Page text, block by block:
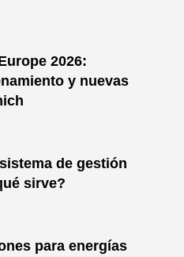
2026:
y nuevas
de gestión
sirve?
para energías